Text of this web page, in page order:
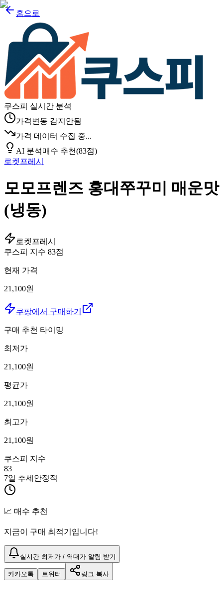
홈으로
쿠스피 실시간 분석
가격변동 감지안됨
가격 데이터 수집 중...
AI 분석매수 추천(83점)
로켓프레시
모모프렌즈 홍대쭈꾸미 매운맛
(냉동)
로켓프레시
쿠스피 지수 83점
현재 가격
21,100원
쿠팡에서 구매하기
구매 추천 타이밍
최저가
21,100원
평균가
21,100원
최고가
21,100원
쿠스피 지수
83
7일 추세 안정적
📈 매수 추천
지금이 구매 최적기입니다!
실시간 최저가 / 역대가 알림 받기
카카오톡 트위터 링크 복사